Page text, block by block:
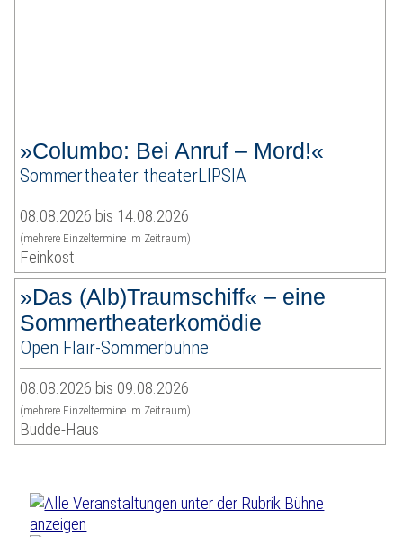
»Columbo: Bei Anruf – Mord!«
Sommertheater theaterLIPSIA
08.08.2026 bis 14.08.2026
(mehrere Einzeltermine im Zeitraum)
Feinkost
»Das (Alb)Traumschiff« – eine
Sommertheaterkomödie
Open Flair-Sommerbühne
08.08.2026 bis 09.08.2026
(mehrere Einzeltermine im Zeitraum)
Budde-Haus